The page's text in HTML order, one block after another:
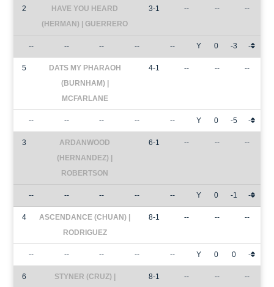
2
HAVE YOU HEARD
(HERMAN) | GUERRERO
3-1 -- -- --
-- -- -- -- -- Y 0 -3 -
5
DATS MY PHARAOH
(BURNHAM) |
MCFARLANE
4-1 -- -- --
-- -- -- -- -- Y 0 -5 -
3
ARDANWOOD
(HERNANDEZ) |
ROBERTSON
6-1 -- -- --
-- -- -- -- -- Y 0 -1 -
4
ASCENDANCE (CHUAN) |
RODRIGUEZ
8-1 -- -- --
-- -- -- -- -- Y 0 0 -
6
STYNER (CRUZ) |
8-1 -- -- --